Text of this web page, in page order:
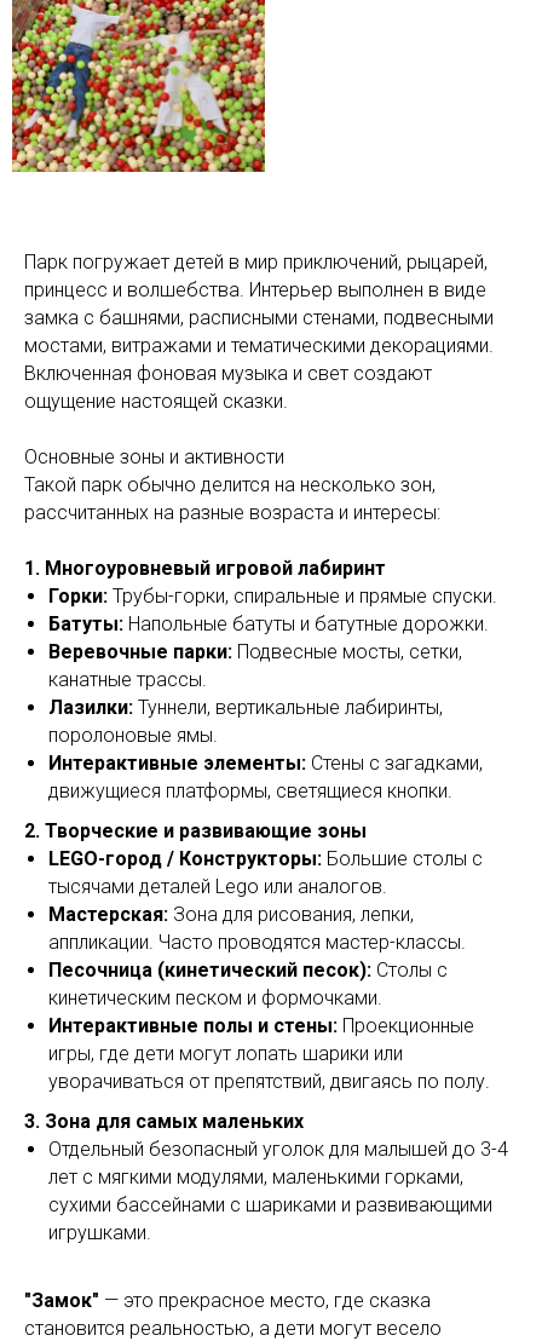
Парк погружает детей в мир приключений, рыцарей,
принцесс и волшебства. Интерьер выполнен в виде
замка с башнями, расписными стенами, подвесными
мостами, витражами и тематическими декорациями.
Включенная фоновая музыка и свет создают
ощущение настоящей сказки.
Основные зоны и активности
Такой парк обычно делится на несколько зон,
рассчитанных на разные возраста и интересы:
1. Многоуровневый игровой лабиринт
Горки: Трубы-горки, спиральные и прямые спуски.
Батуты: Напольные батуты и батутные дорожки.
Веревочные парки: Подвесные мосты, сетки,
канатные трассы.
Лазилки: Туннели, вертикальные лабиринты,
поролоновые ямы.
Интерактивные элементы: Стены с загадками,
движущиеся платформы, светящиеся кнопки.
2. Творческие и развивающие зоны
LEGO-город / Конструкторы: Большие столы с
тысячами деталей Lego или аналогов.
Мастерская: Зона для рисования, лепки,
аппликации. Часто проводятся мастер-классы.
Песочница (кинетический песок): Столы с
кинетическим песком и формочками.
Интерактивные полы и стены: Проекционные
игры, где дети могут лопать шарики или
уворачиваться от препятствий, двигаясь по полу.
3. Зона для самых маленьких
Отдельный безопасный уголок для малышей до 3-4
лет с мягкими модулями, маленькими горками,
сухими бассейнами с шариками и развивающими
игрушками.
"Замок" — это прекрасное место, где сказка
становится реальностью, а дети могут весело